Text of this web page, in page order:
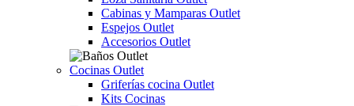
Cabinas y Mamparas Outlet
Espejos Outlet
Accesorios Outlet
Cocinas Outlet
Griferías cocina Outlet
Kits Cocinas